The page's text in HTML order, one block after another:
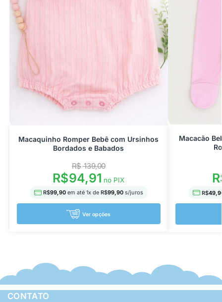
Macaquinho Romper Bebê com Ursinhos
Bordados e Babados
R$139,00
R$94,91 no PIX
R$99,90 em até 1x de R$99,90s/juros
Ver opções
Macacão
R$
CONTATO